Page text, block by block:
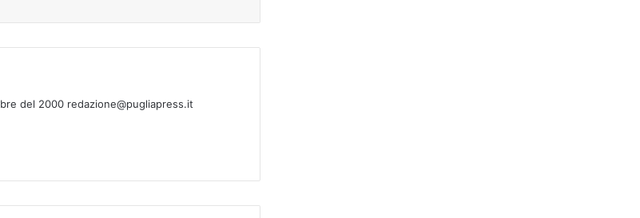
del 2000 redazione@pugliapress.it